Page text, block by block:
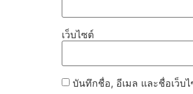
เว็บไซต์
บันทึกชื่อ, อีเมล และชื่อเว็บ